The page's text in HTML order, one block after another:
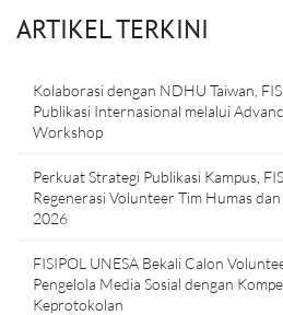
ARTIKEL TERKINI
Kolaborasi dengan NDHU Taiwan,
Publikasi Internasional melalui
Workshop
Perkuat Strategi Publikasi Kampus,
Regenerasi Volunteer Tim Humas
2026
FISIPOL UNESA Bekali Calon
Pengelola Media Sosial dengan
Keprotokolan